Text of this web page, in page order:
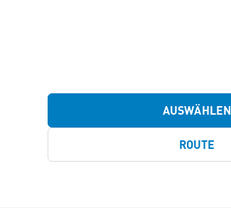
AUSWÄHLEN
ROUTE